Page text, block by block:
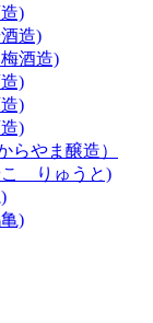
)
造)
酒造)
)
)
)
やま醸造）
りゅうと)
)